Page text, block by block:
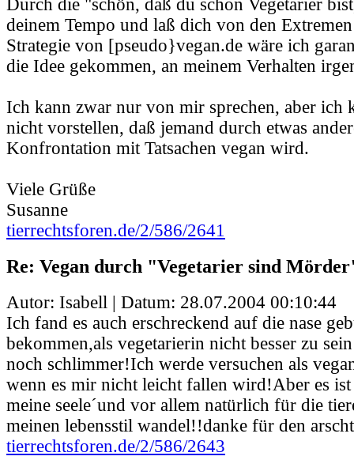
Durch die "schön, daß du schon Vegetarier
deinem Tempo und laß dich von den
Strategie von [pseudo}vegan.de wäre ich
die Idee gekommen, an meinem Verhalten
Ich kann zwar nur von mir sprechen, aber ich
nicht vorstellen, daß jemand durch etwas
Konfrontation mit Tatsachen vegan wird.
Viele Grüße
Susanne
tierrechtsforen.de/2/586/2641
Re: Vegan durch "Vegetarier sind
Autor: Isabell | Datum: 28.07.2004 00:10:44
Ich fand es auch erschreckend auf die nase
bekommen,als vegetarierin nicht besser zu
noch schlimmer!Ich werde versuchen als
wenn es mir nicht leicht fallen wird!Aber es
meine seele´und vor allem natürlich für die
meinen lebensstil wandel!!danke für den
tierrechtsforen.de/2/586/2643